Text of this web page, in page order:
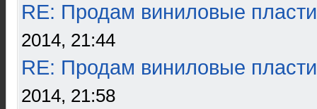
RE: Продам виниловые
2014, 21:44
RE: Продам виниловые
2014, 21:58